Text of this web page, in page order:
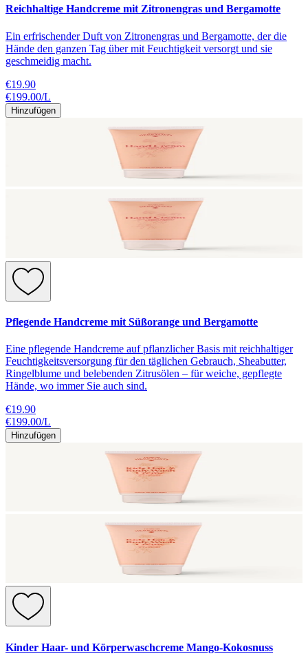
Reichhaltige Handcreme mit Zitronengras und Bergamotte
Ein erfrischender Duft von Zitronengras und Bergamotte, der die
Hände den ganzen Tag über mit Feuchtigkeit versorgt und sie
geschmeidig macht.
€19.90
€199.00/L
Hinzufügen
Pflegende Handcreme mit Süßorange und Bergamotte
Eine pflegende Handcreme auf pflanzlicher Basis mit reichhaltiger
Feuchtigkeitsversorgung für den täglichen Gebrauch, Sheabutter,
Ringelblume und belebenden Zitrusölen – für weiche, gepflegte
Hände, wo immer Sie auch sind.
€19.90
€199.00/L
Hinzufügen
Kinder Haar- und Körperwaschcreme Mango-Kokosnuss